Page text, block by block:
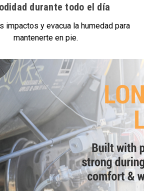
durante todo el día
impactos y evacua la humedad para
mantenerte en pie.